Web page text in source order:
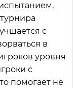
с
в
уровня
с
помогает не